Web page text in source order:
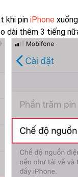
khi pin iPhone
dài thêm 3 tiếng